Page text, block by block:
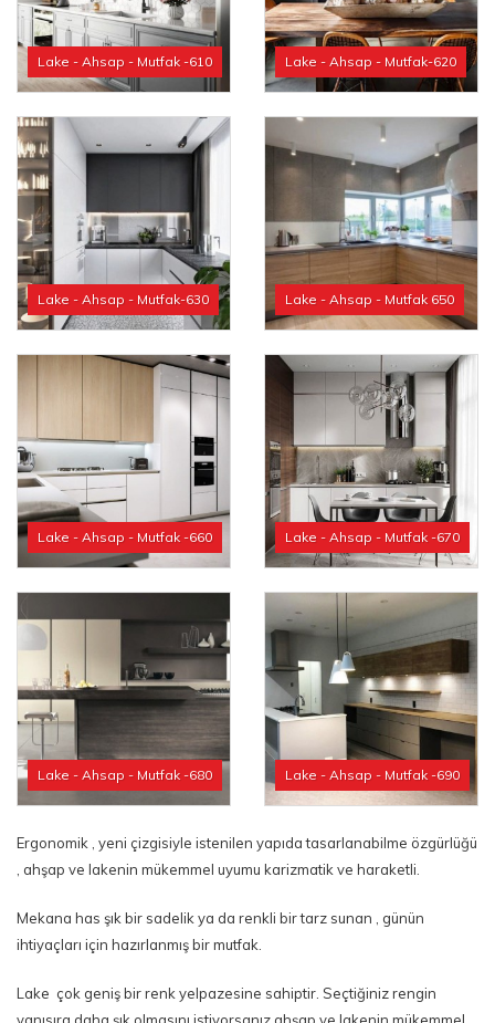
Lake - Ahsap - Mutfak -610 Lake - Ahsap - Mutfak-620
Lake - Ahsap - Mutfak-630 Lake - Ahsap - Mutfak 650
Lake - Ahsap - Mutfak -660 Lake - Ahsap - Mutfak -670
Lake - Ahsap - Mutfak -680 Lake - Ahsap - Mutfak -690
Ergonomik , yeni çizgisiyle istenilen yapıda tasarlanabilme özgürlüğü
, ahşap ve lakenin mükemmel uyumu karizmatik ve haraketli.
Mekana has şık bir sadelik ya da renkli bir tarz sunan , günün
ihtiyaçları için hazırlanmış bir mutfak.
Lake çok geniş bir renk yelpazesine sahiptir. Seçtiğiniz rengin